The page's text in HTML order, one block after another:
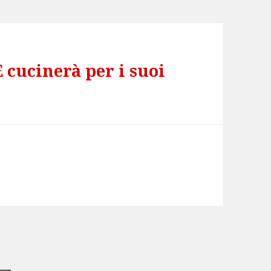
cucinerà per i suoi